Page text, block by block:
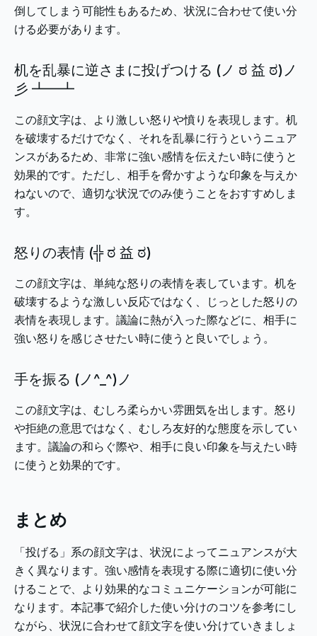
倒してしまう可能性もあるため、状況に合わせて使い分
ける必要があります。
机を乱暴に逆さまに投げつける (ノ ಠ 益 ಠ)ノ
彡 ┻━┻
この顔文字は、より激しい怒りや憤りを表現します。机
を破壊するだけでなく、それを乱暴に行うというニュア
ンスがあるため、非常に強い感情を伝えたい時に使うと
効果的です。ただし、相手を脅かすような印象を与えか
ねないので、適切な状況でのみ使うことをおすすめしま
す。
怒りの表情 (╬ ಠ 益 ಠ)
この顔文字は、単純な怒りの表情を表しています。机を
破壊するような激しい反応ではなく、じっとした怒りの
表情を表現します。議論に熱が入った際などに、相手に
強い怒りを感じさせたい時に使うと良いでしょう。
手を振る (ノ^_^)ノ
この顔文字は、むしろ柔らかい雰囲気を出します。怒り
や拒絶の意思ではなく、むしろ友好的な態度を示してい
ます。議論の和らぐ際や、相手に良い印象を与えたい時
に使うと効果的です。
まとめ
「投げる」系の顔文字は、状況によってニュアンスが大
きく異なります。強い感情を表現する際に適切に使い分
けることで、より効果的なコミュニケーションが可能に
なります。本記事で紹介した使い分けのコツを参考にし
ながら、状況に合わせて顔文字を使い分けていきましょ